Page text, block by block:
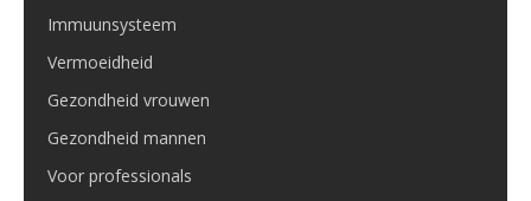
Immuunsysteem
Vermoeidheid
Gezondheid vrouwen
Gezondheid mannen
Voor professionals